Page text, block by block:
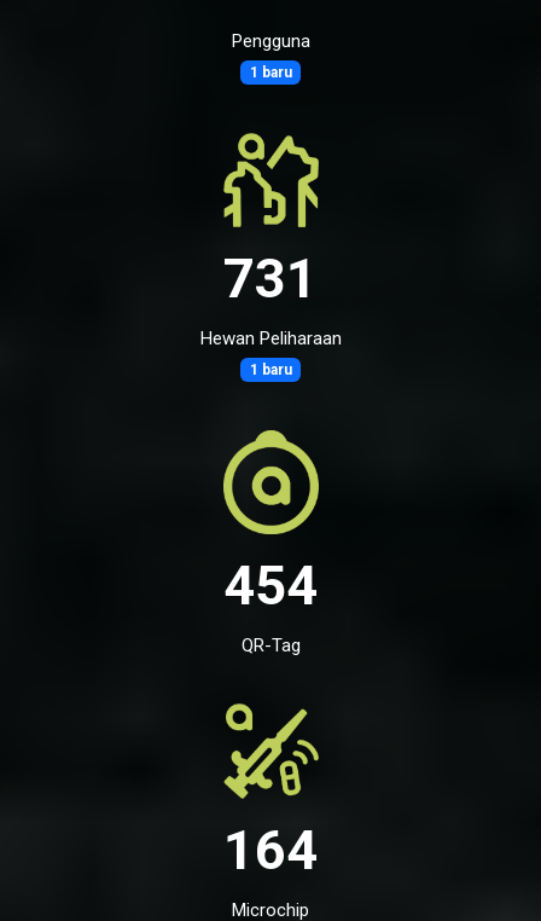
Pengguna
1 baru
731
Hewan Peliharaan
1 baru
454
QR-Tag
164
Microchip